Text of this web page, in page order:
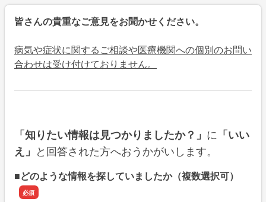
皆さんの貴重なご意見をお聞かせください。
病気や症状に関するご相談や医療機関への個別のお問い
合わせは受け付けておりません。
「知りたい情報は見つかりましたか？」 に 「いい
え」 と回答された方へおうかがいします。
■どのような情報を探していましたか（複数選択可）